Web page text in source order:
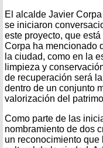
El alcalde Javier
se iniciaron
este proyecto, que
Corpa ha mencionado
la ciudad, como en la
limpieza y
de recuperación será
dentro de un conjunto
valorización del
Como parte de las
nombramiento de dos
un reconocimiento